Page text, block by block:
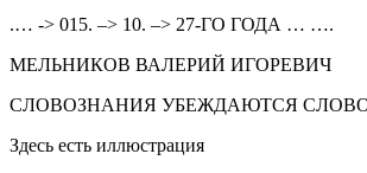
.… -> 015. –> 10. –> 27-ГО ГОДА … ….
МЕЛЬНИКОВ ВАЛЕРИЙ ИГОРЕВИЧ
СЛОВОЗНАНИЯ УБЕЖДАЮТСЯ
Здесь есть иллюстрация